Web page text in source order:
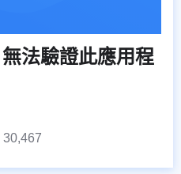
法驗證此應用程
30,467